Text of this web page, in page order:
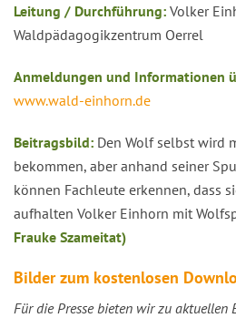
Leitung / Durchführung: Volker
Waldpädagogikzentrum Oerrel
Anmeldungen und Informationen
www.wald-einhorn.de
Beitragsbild: Den Wolf selbst wird
bekommen, aber anhand seiner
können Fachleute erkennen, dass
aufhalten Volker Einhorn mit
Frauke Szameitat)
Bilder zum kostenlosen
Für die Presse bieten wir zu aktuellen